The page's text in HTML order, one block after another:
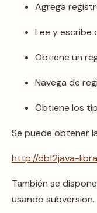
Agrega
Lee y escribe
Obtiene un
Navega de
Obtiene los
Se puede obtener
http://dbf2java-
También se
usando subversion.